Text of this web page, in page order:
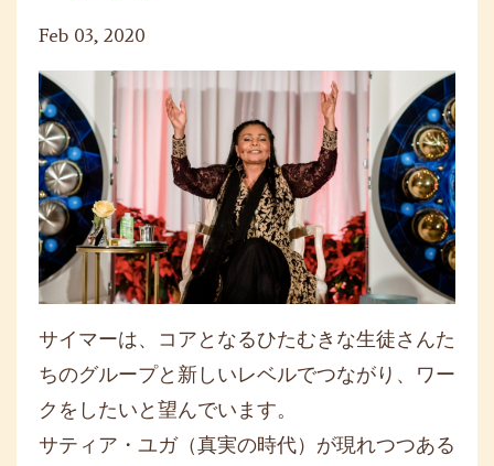
Feb 03, 2020
サイマーは、コアとなるひたむきな生徒さんた
ちのグループと新しいレベルでつながり、 ワー
クをしたいと望んでいます。
サティア・ユガ（真実の時代）が現れつつある